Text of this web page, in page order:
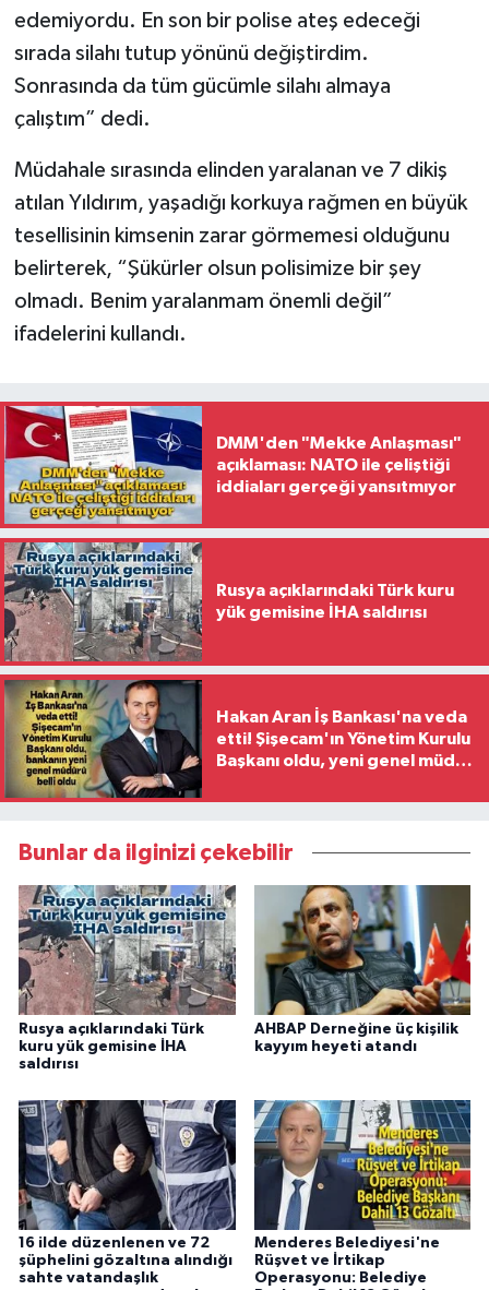
edemiyordu. En son bir polise ateş edeceği
sırada silahı tutup yönünü değiştirdim.
Sonrasında da tüm gücümle silahı almaya
çalıştım” dedi.
Müdahale sırasında elinden yaralanan ve 7 dikiş
atılan Yıldırım, yaşadığı korkuya rağmen en büyük
tesellisinin kimsenin zarar görmemesi olduğunu
belirterek, “Şükürler olsun polisimize bir şey
olmadı. Benim yaralanmam önemli değil”
ifadelerini kullandı.
DMM'den "Mekke Anlaşması"
açıklaması: NATO ile çeliştiği
iddiaları gerçeği yansıtmıyor
Rusya açıklarındaki Türk kuru
yük gemisine İHA saldırısı
Hakan Aran İş Bankası'na veda
etti! Şişecam'ın Yönetim Kurulu
Başkanı oldu, yeni genel müdür
Bunlar da ilginizi çekebilir
Rusya açıklarındaki Türk
kuru yük gemisine İHA
saldırısı
AHBAP Derneğine üç kişilik
kayyım heyeti atandı
16 ilde düzenlenen ve 72
şüphelini gözaltına alındığı
sahte vatandaşlık
Menderes Belediyesi'ne
Rüşvet ve İrtikap
Operasyonu: Belediye